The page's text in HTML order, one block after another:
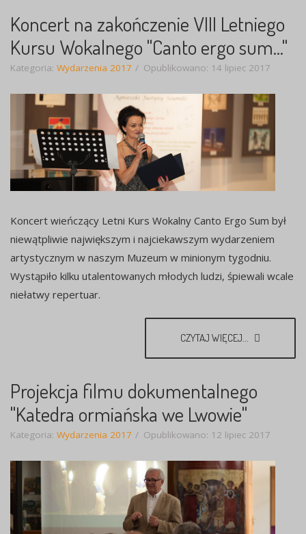
Koncert na zakończenie VIII Letniego
Kursu Wokalnego "Canto ergo sum..."
Kategoria: Wydarzenia 2017 Opublikowano: 14 lipiec 2017
Koncert wieńczący Letni Kurs Wokalny Canto Ergo Sum był
niewątpliwie największym i najciekawszym wydarzeniem
artystycznym w naszym Muzeum w minionym tygodniu.
Wystąpiło kilku utalentowanych młodych ludzi, śpiewali wcale
niełatwy repertuar.
CZYTAJ WIĘCEJ...
Projekcja filmu dokumentalnego
"Katedra ormiańska we Lwowie"
Kategoria: Wydarzenia 2017 Opublikowano: 12 lipiec 2017